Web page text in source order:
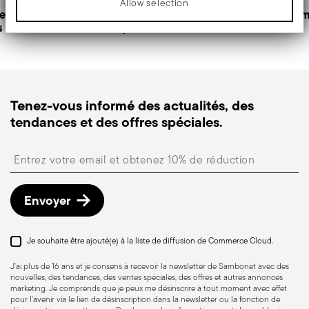
détails sur la pageLivraison.
Expédition rapide :
l’expédition standard prend généralement 1 à 3
suivre la livraison.
Point relais: en Italie, la livraison en point relais est
paiement.
Retours gratuits sous 30 jours
date d’expédition/facturation en suivant la
procédure indiquée sur la page
personnalisé
Tenez-vous informé des actualités, des
tendances et des offres spéciales.
Envoyer
Je souhaite être ajouté(e) à la liste de diffusion de Commerce Cloud.
J'ai plus de 16 ans et je consens à recevoir la newsletter de Sambonet avec des
nouvelles, des tendances, des ventes spéciales, des offres et autres annonces
marketing. Je comprends que je peux me désinscrire à tout moment avec effet
pour l'avenir via le lien de désinscription dans la newsletter ou la fonction de